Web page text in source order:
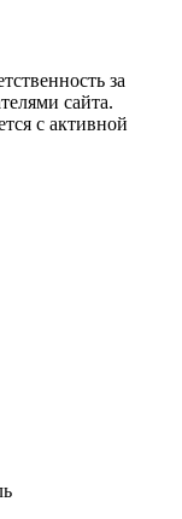
за
сайта.
с активной